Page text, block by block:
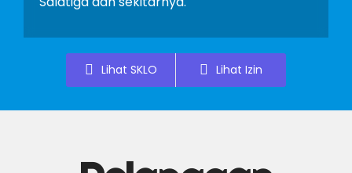
Lihat SKLO Lihat Izin